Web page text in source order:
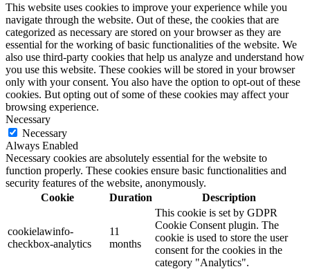
This website uses cookies to improve your experience while you
navigate through the website. Out of these, the cookies that are
categorized as necessary are stored on your browser as they are
essential for the working of basic functionalities of the website. We
also use third-party cookies that help us analyze and understand how
you use this website. These cookies will be stored in your browser
only with your consent. You also have the option to opt-out of these
cookies. But opting out of some of these cookies may affect your
browsing experience.
Necessary
Necessary
Always Enabled
Necessary cookies are absolutely essential for the website to
function properly. These cookies ensure basic functionalities and
security features of the website, anonymously.
Cookie
Duration Description
cookielawinfo-
checkbox-analytics
11
months
This cookie is set by GDPR
Cookie Consent plugin. The
cookie is used to store the user
consent for the cookies in the
category "Analytics".